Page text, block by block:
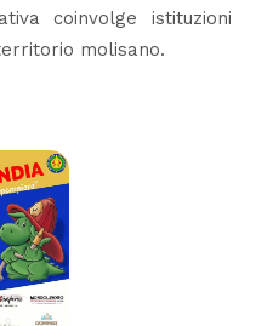
coinvolge istituzioni
molisano.